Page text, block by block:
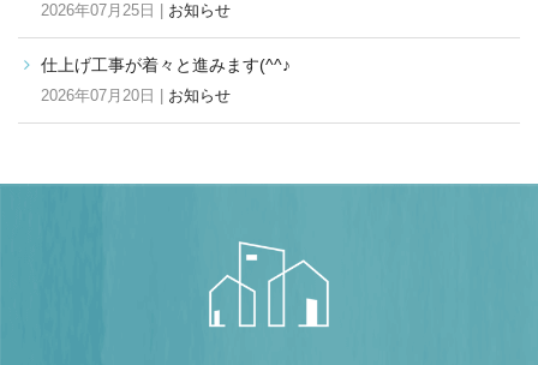
2026年07月25日 | お知らせ
仕上げ工事が着々と進みます(^^♪
2026年07月20日 | お知らせ